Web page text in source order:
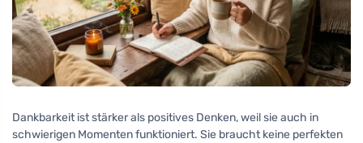
Dankbarkeit ist stärker als positives Denken, weil sie auch in
schwierigen Momenten funktioniert. Sie braucht keine perfekten